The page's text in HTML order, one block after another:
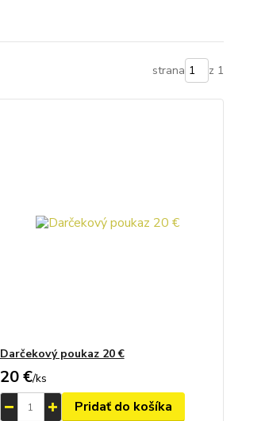
strana z 1
Darčekový poukaz 20 €
20 €/ks
Pridať do košíka